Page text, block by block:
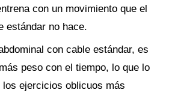
con un movimiento que el
estándar no hace.
con cable estándar, es
peso con el tiempo, lo que lo
ejercicios oblicuos más